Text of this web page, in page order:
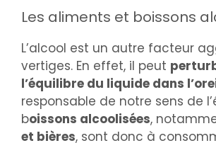
Les aliments et boissons
L’alcool est un autre facteur
vertiges. En effet, il peut
l’équilibre du liquide dans
responsable de notre sens de
boissons alcoolisées,
et bières, sont donc à